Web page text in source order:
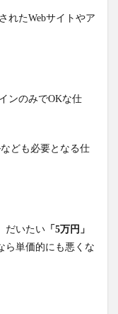
れたWebサイトやア
ンのみでOKな仕
ども必要となる仕
だいたい 「5万円」
ら単価的にも悪くな